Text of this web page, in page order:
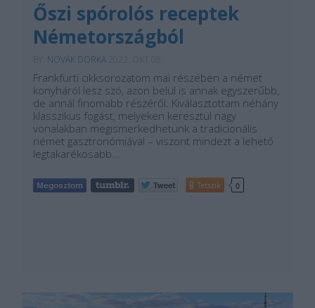
Őszi spórolós receptek
Németországból
NOVÁK DORKA
Frankfurti cikksorozatom mai részében a német
konyháról lesz szó, azon belül is annak egyszerűbb,
de annál finomabb részéről. Kiválasztottam néhány
klasszikus fogást, melyeken keresztül nagy
vonalakban megismerkedhetünk a tradicionális
német gasztronómiával – viszont mindezt a lehető
legtakarékosabb…
Tetszik 0